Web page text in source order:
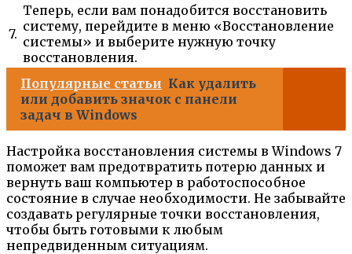
7.
Теперь, если вам понадобится восстановить
систему, перейдите в меню «Восстановление
системы» и выберите нужную точку
восстановления.
Популярные статьи Как удалить
или добавить значок с панели
задач в Windows
Настройка восстановления системы в Windows 7
поможет вам предотвратить потерю данных и
вернуть ваш компьютер в работоспособное
состояние в случае необходимости. Не забывайте
создавать регулярные точки восстановления,
чтобы быть готовыми к любым
непредвиденным ситуациям.